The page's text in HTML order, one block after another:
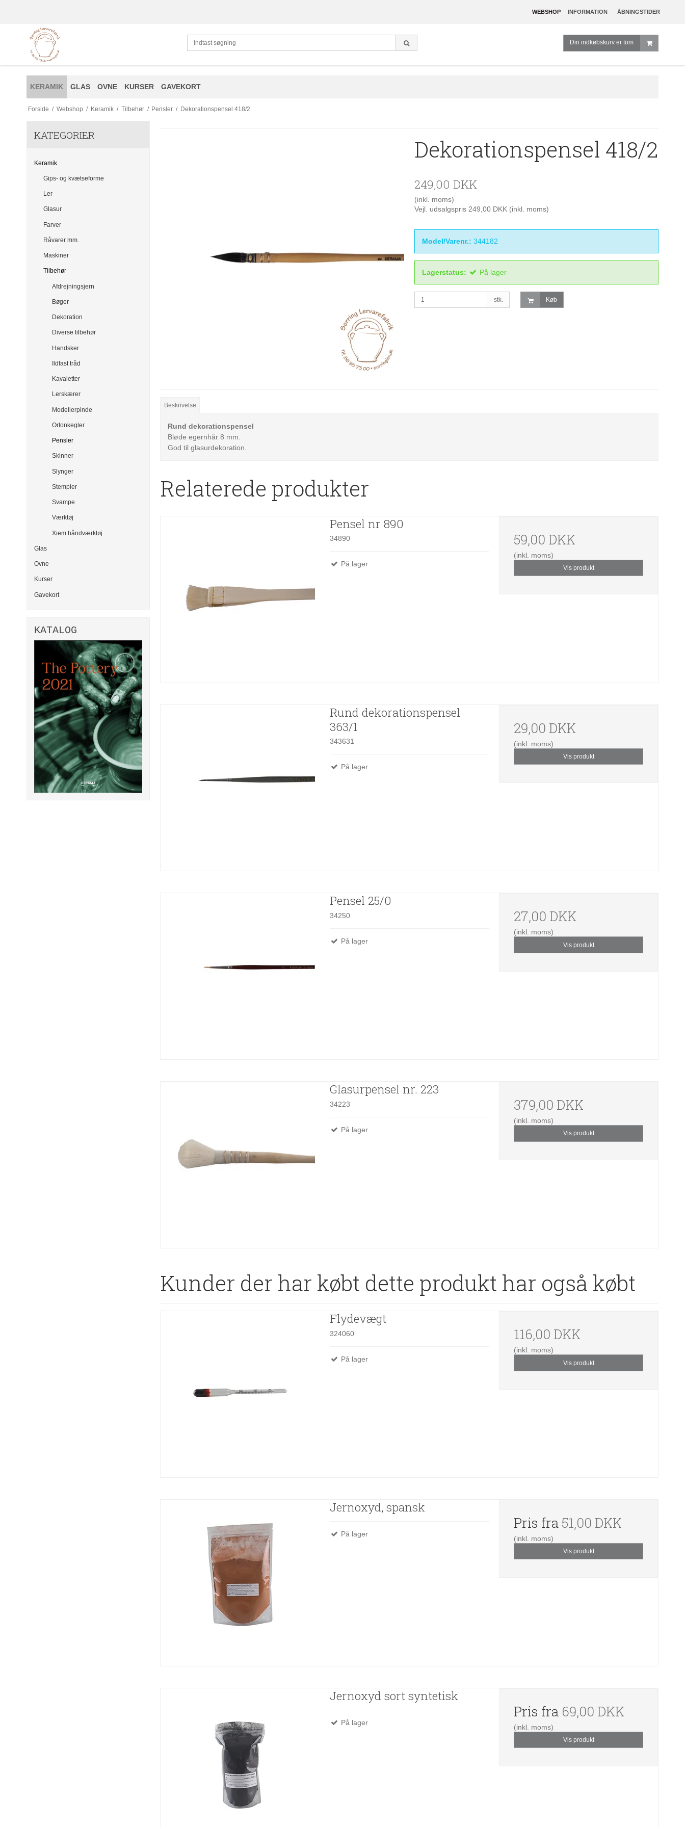
WEBSHOP INFORMATION ÅBNINGSTIDER
Din indkøbskurv er tom
KERAMIK GLAS OVNE KURSER GAVEKORT
Forside / Webshop / Keramik / Tilbehør / Pensler / Dekorationspensel 418/2
KATEGORIER
Keramik
Gips- og kvætseforme
Ler
Glasur
Farver
Råvarer mm.
Maskiner
Tilbehør
Afdrejningsjern
Bøger
Dekoration
Diverse tilbehør
Handsker
Ildfast tråd
Kavaletter
Lerskærer
Modellerpinde
Ortonkegler
Pensler
Skinner
Slynger
Stempler
Svampe
Værktøj
Xiem håndværktøj
Glas
Ovne
Kurser
Gavekort
KATALOG
Dekorationspensel 418/2
249,00 DKK
(inkl. moms)
Vejl. udsalgspris 249,00 DKK (inkl. moms)
Model/Varenr.: 344182
Lagerstatus: På lager
stk. Køb
Beskrivelse
Rund dekorationspensel
Bløde egernhår 8 mm.
God til glasurdekoration.
Relaterede produkter
Pensel nr 890
34890
På lager
59,00 DKK
(inkl. moms)
Vis produkt
Rund dekorationspensel
363/1
343631
På lager
29,00 DKK
(inkl. moms)
Vis produkt
Pensel 25/0
34250
På lager
27,00 DKK
(inkl. moms)
Vis produkt
Glasurpensel nr. 223
34223
På lager
379,00 DKK
(inkl. moms)
Vis produkt
Kunder der har købt dette produkt har også købt
Flydevægt
324060
På lager
116,00 DKK
(inkl. moms)
Vis produkt
Jernoxyd, spansk
På lager
Pris fra 51,00 DKK
(inkl. moms)
Vis produkt
Jernoxyd sort syntetisk
På lager
Pris fra 69,00 DKK
(inkl. moms)
Vis produkt